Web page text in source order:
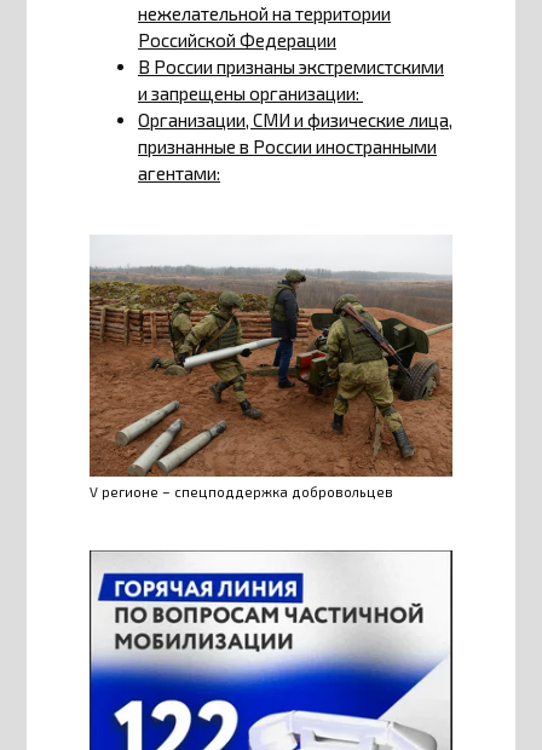
нежелательной на территории
Российской Федерации
В России признаны экстремистскими
и запрещены организации:
Организации, СМИ и физические лица,
признанные в России иностранными
агентами:
V регионе – спецподдержка добровольцев